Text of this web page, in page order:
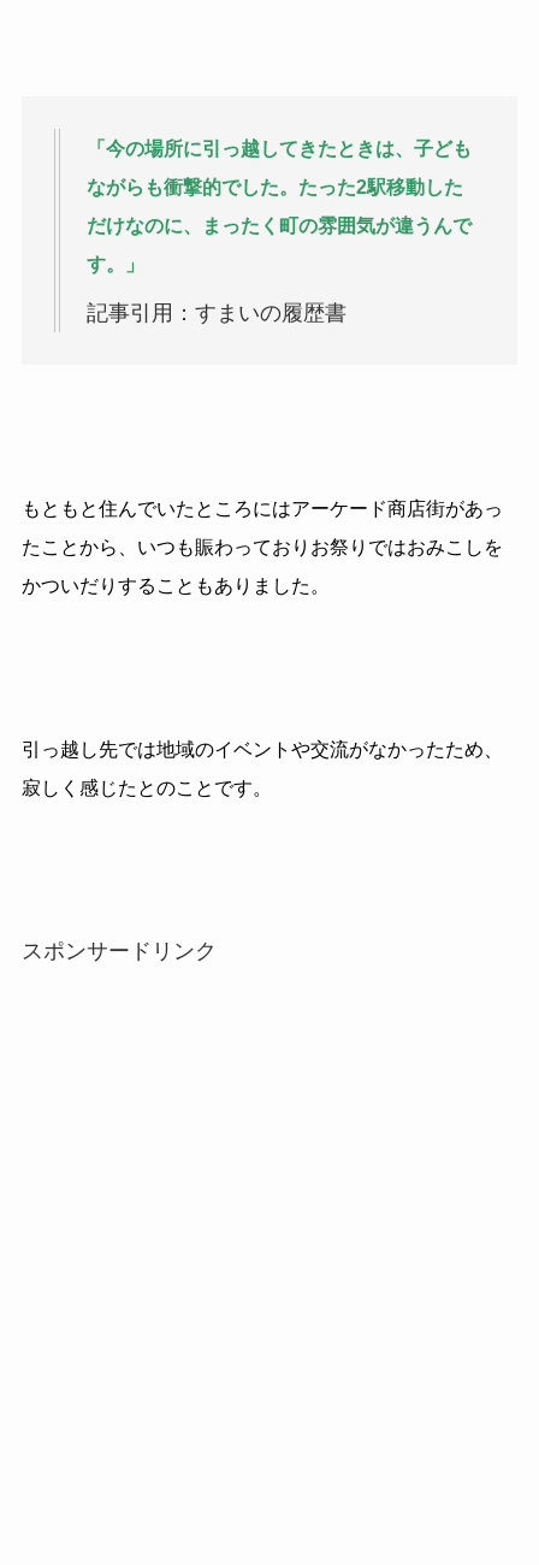
「今の場所に引っ越してきたときは、子ども
ながらも衝撃的でした。たった2駅移動した
だけなのに、まったく町の雰囲気が違うんで
す。」
記事引用：すまいの履歴書
もともと住んでいたところにはアーケード商店街があっ
たことから、いつも賑わっておりお祭りではおみこしを
かついだりすることもありました。
引っ越し先では地域のイベントや交流がなかったため、
寂しく感じたとのことです。
スポンサードリンク